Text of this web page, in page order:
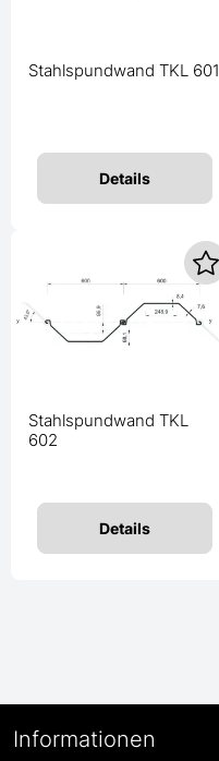
Stahlspundwand TKL 601
Details
Stahlspundwand TKL
602
Details
Informationen